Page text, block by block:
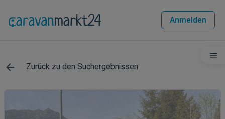
Anmelden
Zurück zu den Suchergebnissen